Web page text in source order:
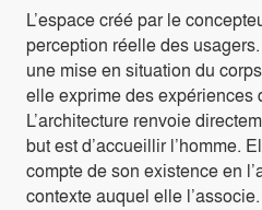
L’espace créé par le
perception réelle des
une mise en situation du
elle exprime des expériences
L’architecture renvoie
but est d’accueillir l’homme.
compte de son existence en
contexte auquel elle l’associe.